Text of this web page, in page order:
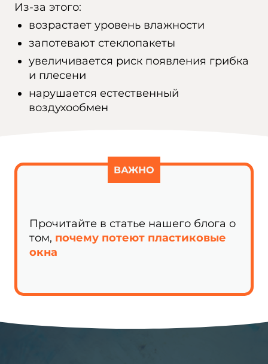
Из-за этого:
возрастает уровень влажности
запотевают стеклопакеты
увеличивается риск появления грибка
и плесени
нарушается естественный
воздухообмен
ВАЖНО
Прочитайте в статье нашего блога о
том, почему потеют пластиковые
окна